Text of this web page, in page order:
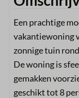
Een prachtige
vakantiewoning
zonnige tuin
De woning is
gemakken
geschikt tot 8